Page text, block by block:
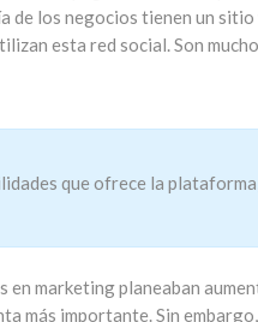
de los negocios tienen un sitio
esta red social. Son
que ofrece la
en marketing planeaban
más importante. Sin